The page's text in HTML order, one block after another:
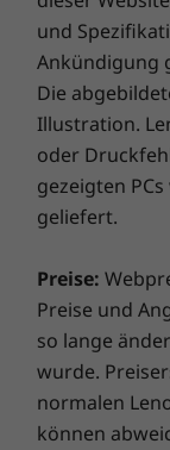
Hauptspeicher
Up to 384GB
r
Max M.2 = 2
max 3.5" HDD = 6
SSD = 10 (20TB)
Vergleichen
und
Ankündigung
Die
Illustration.
oder
gezeigten
geliefert.
Preise:
Preise und
so lange
wurde.
normalen
können